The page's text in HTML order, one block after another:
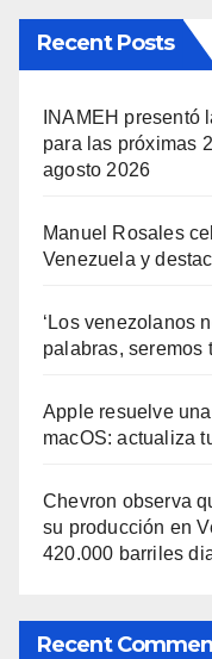
Recent Posts
INAMEH
para las próximas
agosto 2026
Manuel Rosales
Venezuela y
‘Los venezolanos
palabras, seremos
Apple resuelve
macOS: actualiza
Chevron observa
su producción en
420.000 barriles
Recent